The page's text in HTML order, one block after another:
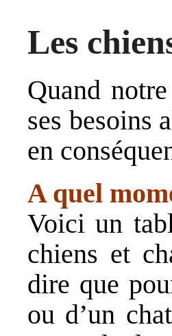
Les
Quand
ses besoins
en
A quel
Voici un
chiens et
dire que
ou d’un